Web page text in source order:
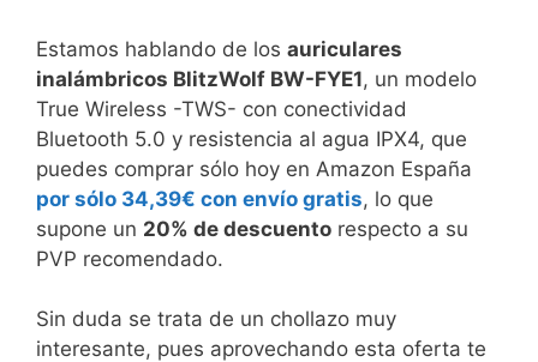
Estamos hablando de los auriculares
inalámbricos BlitzWolf BW-FYE1, un modelo
True Wireless -TWS- con conectividad
Bluetooth 5.0 y resistencia al agua IPX4, que
puedes comprar sólo hoy en Amazon España
por sólo 34,39€ con envío gratis, lo que
supone un 20% de descuento respecto a su
PVP recomendado.
Sin duda se trata de un chollazo muy
interesante, pues aprovechando esta oferta te